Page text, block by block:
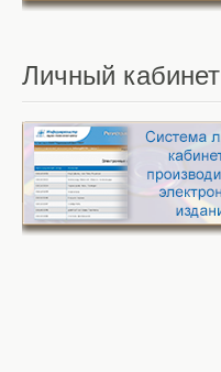
Личный кабинет